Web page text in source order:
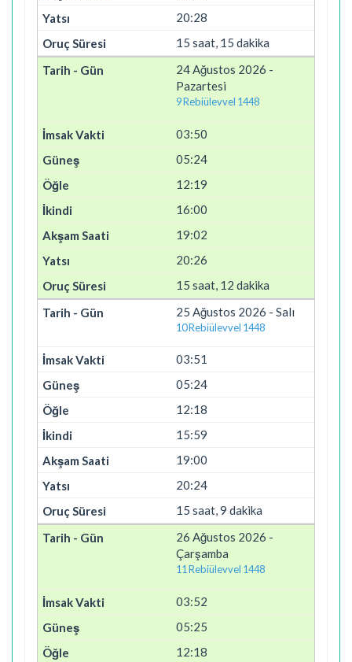
20:28
15 saat, 15 dakika
24 Ağustos 2026 -
Pazartesi
9 Rebiülevvel 1448
03:50
05:24
12:19
16:00
19:02
20:26
15 saat, 12 dakika
25 Ağustos 2026 - Salı
10 Rebiülevvel 1448
03:51
05:24
12:18
15:59
19:00
20:24
15 saat, 9 dakika
26 Ağustos 2026 -
Çarşamba
11 Rebiülevvel 1448
03:52
05:25
12:18